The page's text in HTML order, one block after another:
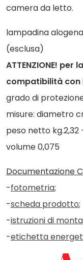
camera da letto.
lampadina alogena
(esclusa)
ATTENZIONE!
compatibilità con
grado di
misure: diametro
peso netto kg.2,32
volume 0,075
Documentazione
-fotometria;
-scheda prodotto;
-istruzioni di
-etichetta